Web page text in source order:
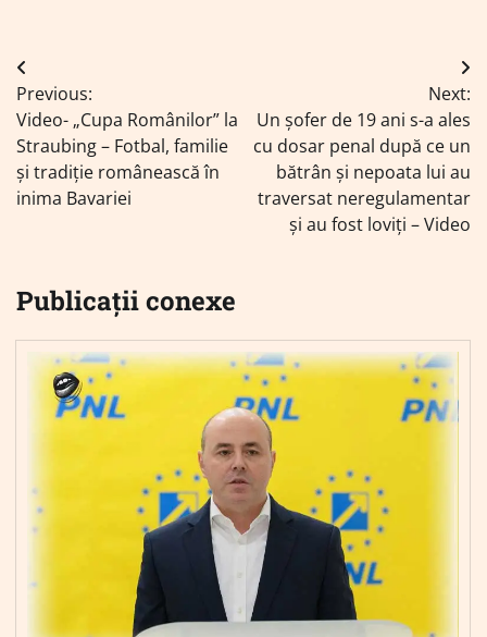
Navigare
în
articole
Previous:
Video- „Cupa Românilor” la
Straubing – Fotbal, familie
și tradiție românească în
inima Bavariei
Next:
Un șofer de 19 ani s-a ales
cu dosar penal după ce un
bătrân și nepoata lui au
traversat neregulamentar
și au fost loviți – Video
Publicații conexe